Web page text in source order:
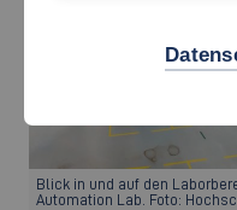
Blick in und auf den
Automation Lab. Foto: